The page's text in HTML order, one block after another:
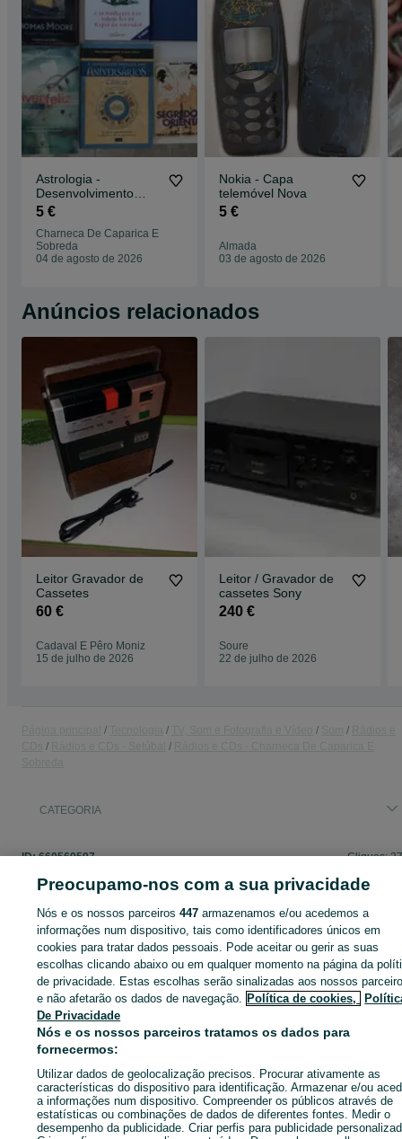
Astrologia -
Desenvolvimento
Pessoal - Misterios
5 €
Charneca De Caparica E
Sobreda
04 de agosto de 2026
Nokia - Capa
telemóvel Nova
5 €
Almada
03 de agosto de 2026
Anúncios relacionados
Leitor Gravador de
Cassetes
60 €
Cadaval E Pêro Moniz
15 de julho de 2026
Leitor / Gravador de
cassetes Sony
240 €
Soure
22 de julho de 2026
CATEGORIA
ID:660569597 Cliques:
Entra na tua conta OLX ou cria uma nova para contactares
anunciante
Entrar ou criar conta
Preocupamo-nos com a sua privacidade
Nós e os nossos parceiros447 armazenamos e/ou acedemos a
informações num dispositivo, tais como identificadores únicos em
cookies para tratar dados pessoais. Pode aceitar ou gerir as suas
escolhas clicando abaixo ou em qualquer momento na página da
de privacidade. Estas escolhas serão sinalizadas aos nossos
e não afetarão os dados de navegação. Política de cookies,
De Privacidade
Nós e os nossos parceiros tratamos os dados para
fornecermos:
Utilizar dados de geolocalização precisos. Procurar ativamente as
características do dispositivo para identificação. Armazenar e/ou
a informações num dispositivo. Compreender os públicos através de
estatísticas ou combinações de dados de diferentes fontes. Medir o
desempenho da publicidade. Criar perfis para publicidade